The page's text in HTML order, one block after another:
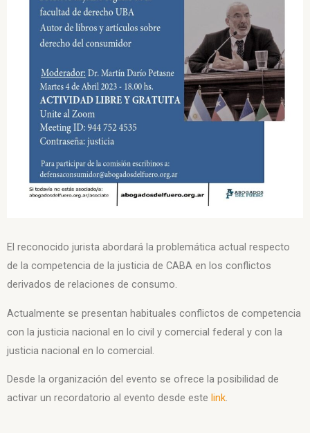
El reconocido jurista abordará la problemática actual respecto
de la competencia de la justicia de CABA en los conflictos
derivados de relaciones de consumo.
Actualmente se presentan habituales conflictos de competencia
con la justicia nacional en lo civil y comercial federal y con la
justicia nacional en lo comercial.
Desde la organización del evento se ofrece la posibilidad de
activar un recordatorio al evento desde este link.